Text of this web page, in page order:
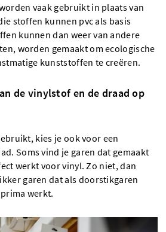
vaak gebruikt in plaats van
stoffen kunnen pvc als basis
kunnen dan weer van andere
worden gemaakt om ecologische
kunststoffen te creëren.
de vinylstof en de draad op
kies je ook voor een
Soms vind je garen dat gemaakt
werkt voor vinyl. Zo niet, dan
garen dat als doorstikgaren
werkt.